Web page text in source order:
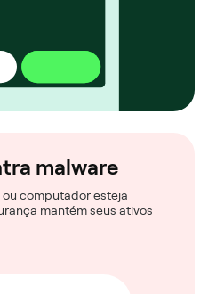
malware
computador esteja
mantém seus ativos